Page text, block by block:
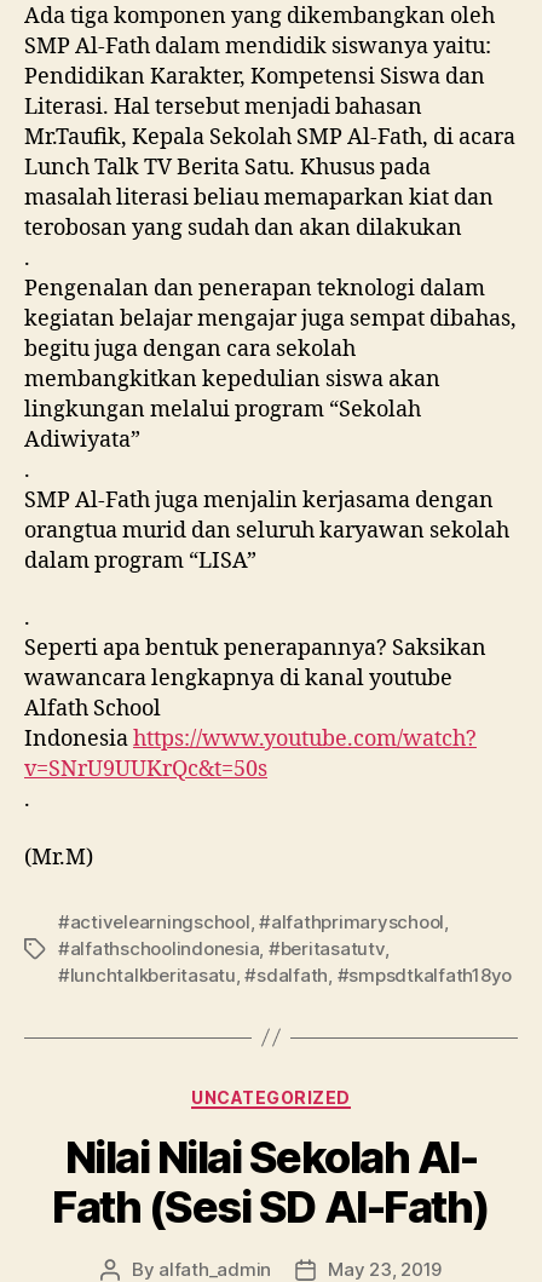
Ada tiga komponen yang dikembangkan oleh
SMP Al-Fath dalam mendidik siswanya yaitu:
Pendidikan Karakter, Kompetensi Siswa dan
Literasi. Hal tersebut menjadi bahasan
Mr.Taufik, Kepala Sekolah SMP Al-Fath, di acara
Lunch Talk TV Berita Satu. Khusus pada
masalah literasi beliau memaparkan kiat dan
terobosan yang sudah dan akan dilakukan
.
Pengenalan dan penerapan teknologi dalam
kegiatan belajar mengajar juga sempat dibahas,
begitu juga dengan cara sekolah
membangkitkan kepedulian siswa akan
lingkungan melalui program “Sekolah
Adiwiyata”
.
SMP Al-Fath juga menjalin kerjasama dengan
orangtua murid dan seluruh karyawan sekolah
dalam program “LISA”
.
Seperti apa bentuk penerapannya? Saksikan
wawancara lengkapnya di kanal youtube
Alfath School
Indonesiahttps://www.youtube.com/watch?
v=SNrU9UUKrQc&t=50s
.
(Mr.M)
#activelearningschool,#alfathprimaryschool,
#alfathschoolindonesia, #beritasatutv,
#lunchtalkberitasatu,#sdalfath, #smpsdtkalfath18yo
UNCATEGORIZED
Nilai Nilai Sekolah Al-
Fath (Sesi SD Al-Fath)
By alfath_admin
May 23, 2019